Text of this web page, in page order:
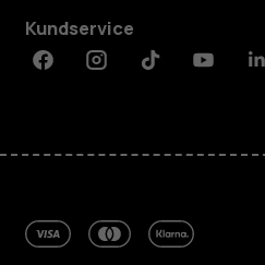
Kundservice
FacebookInstagramTiktokYoutube